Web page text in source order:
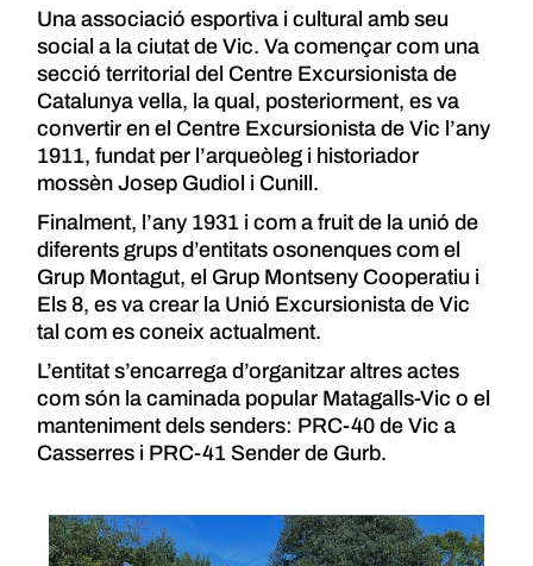
Una associació esportiva i cultural amb seu
social a la ciutat de Vic. Va començar com una
secció territorial del Centre Excursionista de
Catalunya vella, la qual, posteriorment, es va
convertir en el Centre Excursionista de Vic l’any
1911, fundat per l’arqueòleg i historiador
mossèn Josep Gudiol i Cunill.
Finalment, l’any 1931 i com a fruit de la unió de
diferents grups d’entitats osonenques com el
Grup Montagut, el Grup Montseny Cooperatiu i
Els 8, es va crear la Unió Excursionista de Vic
tal com es coneix actualment.
L’entitat s’encarrega d’organitzar altres actes
com són la caminada popular Matagalls-Vic o el
manteniment dels senders: PRC-40 de Vic a
Casserres i PRC-41 Sender de Gurb.